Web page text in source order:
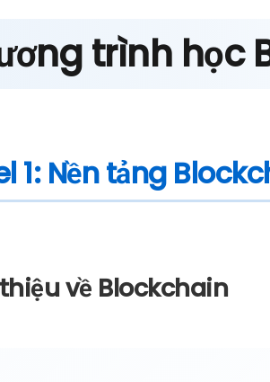
trình học
1: Nền tảng
về Blockchain